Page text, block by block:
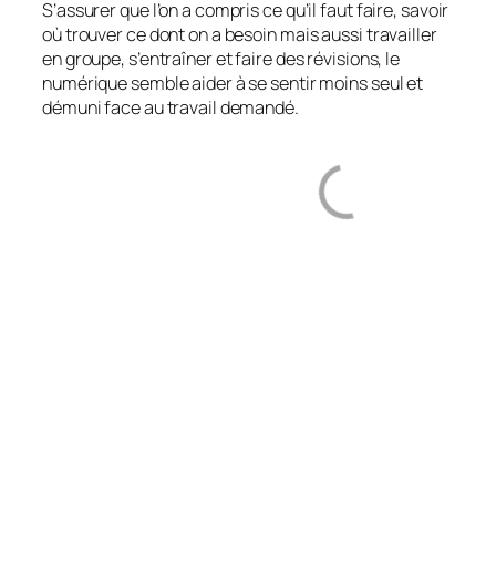
S’assurer que l’on a compris ce qu’il faut faire, savoir
où trouver ce dont on a besoin mais aussi travailler
en groupe, s’entraîner et faire des révisions, le
numérique semble aider à se sentir moins seul et
démuni face au travail demandé.